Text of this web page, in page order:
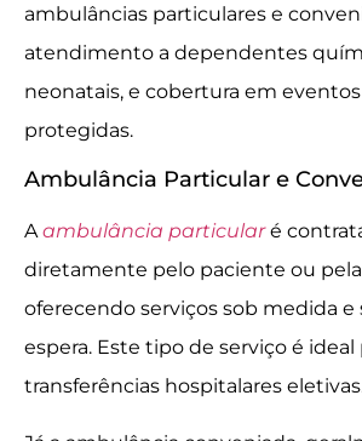
ambulâncias particulares e
atendimento a dependentes
neonatais, e cobertura em eventos
protegidas.
Ambulância Particular e
Aambulância particularé
diretamente pelo paciente ou
oferecendo serviços sob medida
espera. Este tipo de serviço é ideal
transferências hospitalares